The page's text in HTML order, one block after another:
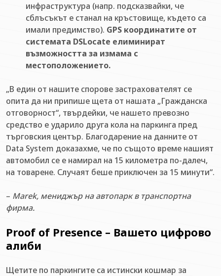
инфраструктура (напр. подсказвайки, че
сблъсъкът е станал на кръстовище, където са
имали предимство). GPS координатите от
системата DSLocate елиминират
възможността за измама с
местоположението.
„В един от нашите спорове застрахователят се
опита да ни припише щета от нашата „Гражданска
отговорност“, твърдейки, че нашето превозно
средство е ударило друга кола на паркинга пред
търговския център. Благодарение на данните от
Data System доказахме, че по същото време нашият
автомобил се е намирал на 15 километра по-далеч,
на товарене. Случаят беше приключен за 15 минути“.
– Marek, мениджър на автопарк в транспортна
фирма.
Proof of Presence – Вашето цифрово
алиби
Щетите по паркингите са истински кошмар за